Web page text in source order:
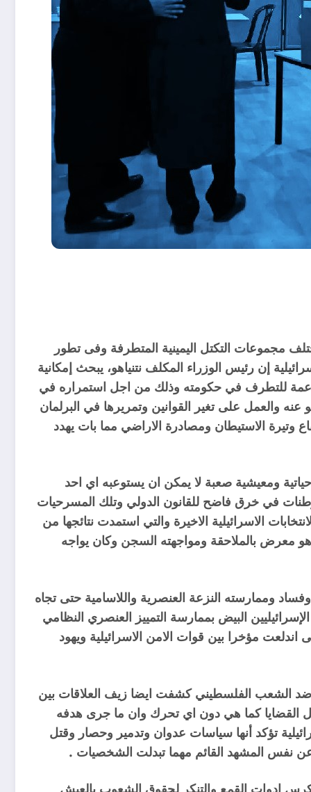
مجموعات التكتل اليمينية المتطرفة وفى تطور
إن رئيس الوزراء المكلف نتنياهو، يبحث إمكانية
للتطرف في حكومته وذلك من اجل استمراره في
والعمل على تغير القوانين وتمريرها في البرلمان
وتيرة الاستيطان ومصادرة الاراضي مما بات يهدد
ومعيشية صعبة لا يمكن ان يستوعبه اي احد
في خرق فاضح للقانون الدولي وتلك المسرحيات
الاسرائيلية الاخيرة والتي استمدت نتائجها من
معرض بالملاحقة ومواجهته السجن وكان يواجه
وممارسته النزعة العنصرية واللاسامية حتى تجاه
البيض بممارسة التمييز العنصري النظامي
مؤخرا بين قوات الامن الاسرائيلية ويهود
ضد الشعب الفلسطيني كشفت ايضا زيف العلاقات بين
كل القضايا كما هي دون اي تحرك وان ما جرى هدفه
تؤكد أنها سياسات عدوان وتدمير وحصار وقتل
عن نفس المشهد القائم مهما تبدلت الشخصيات .